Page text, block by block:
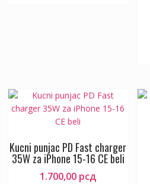
Kucni punjac PD Fast charger
35W za iPhone 15-16 CE beli
1.700,00 рсд